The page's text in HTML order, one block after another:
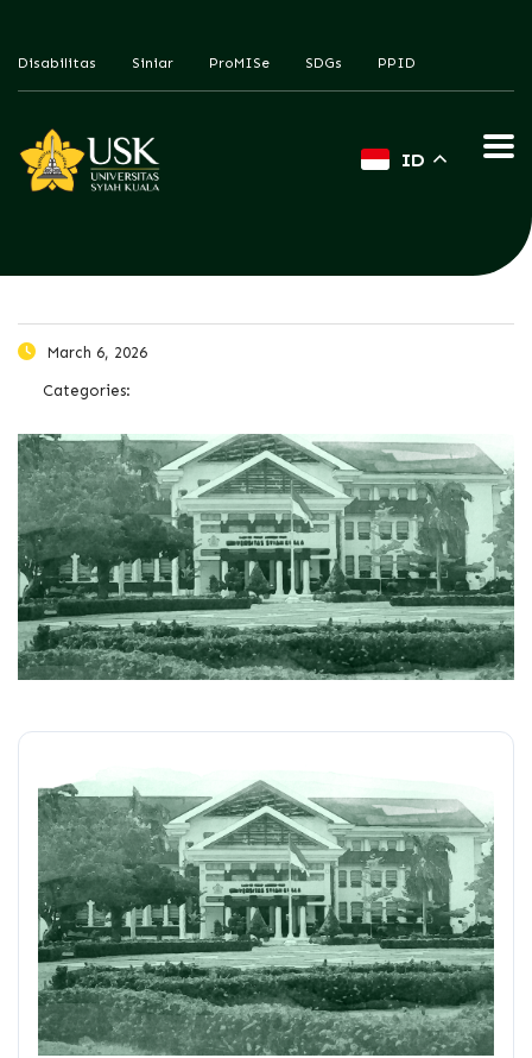
Disabilitas Siniar ProMISe SDGs PPID
ID
March 6, 2026
Categories: